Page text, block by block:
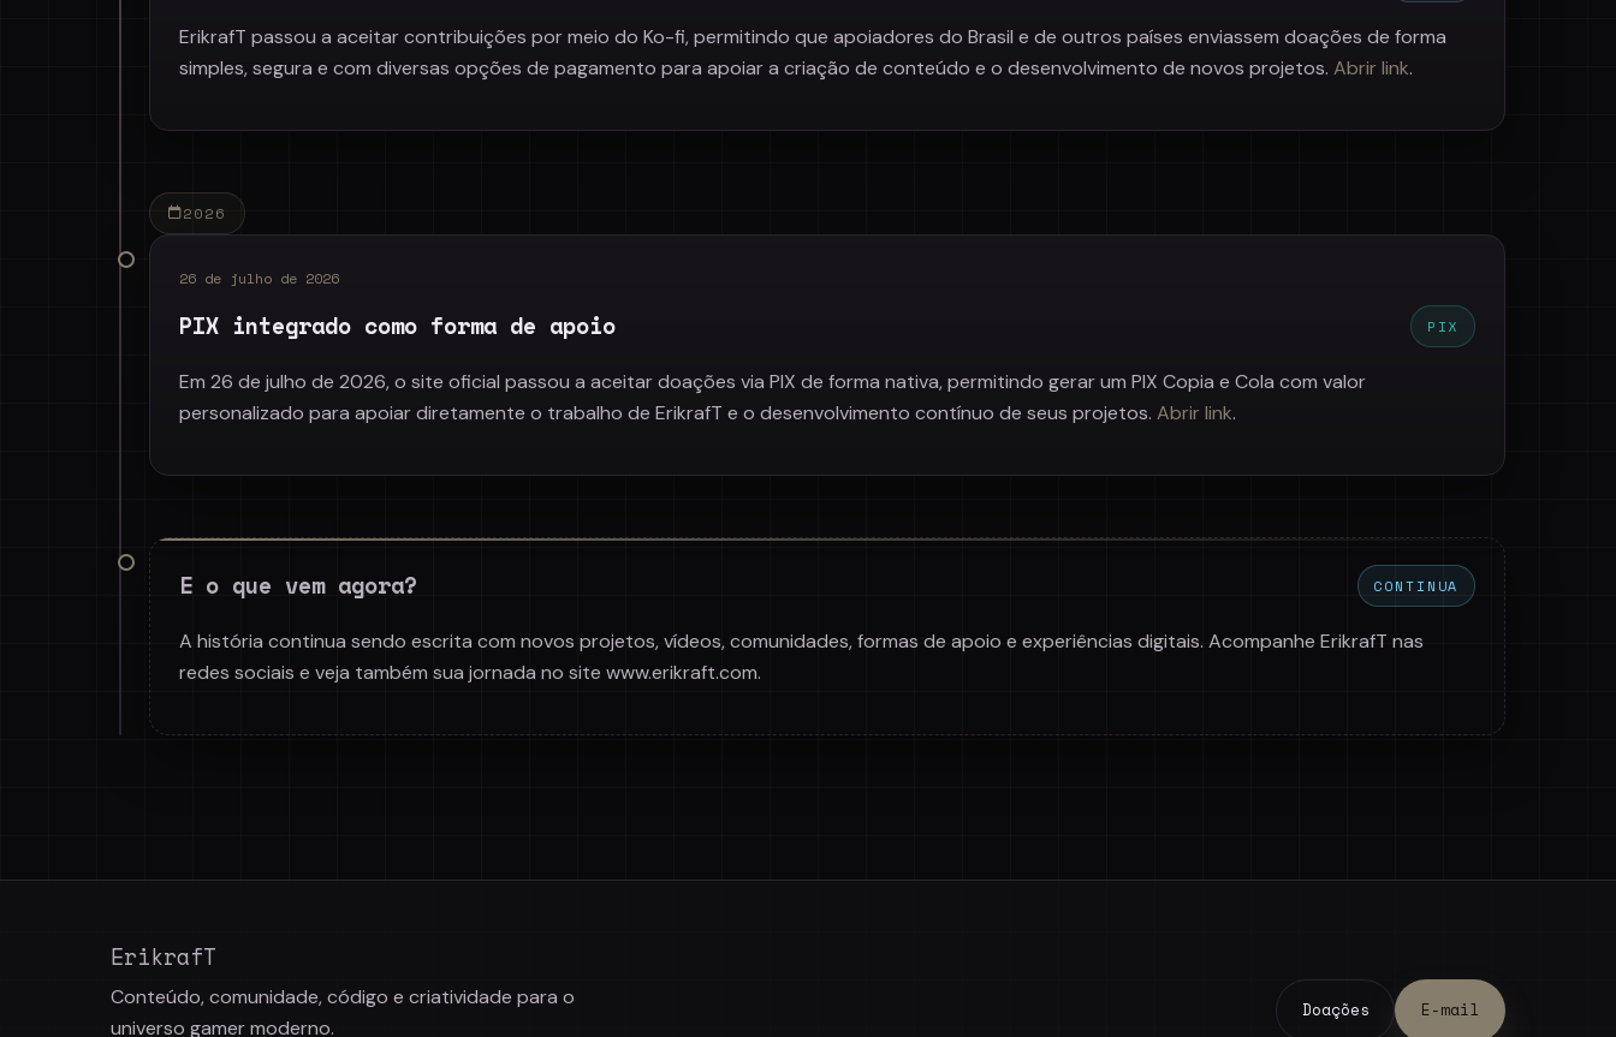
ErikrafT passou a aceitar contribuições por meio do Ko-fi, permitindo que apoiadores do Brasil e de outros países enviassem doações de forma
simples, segura e com diversas opções de pagamento para apoiar a criação de conteúdo e o desenvolvimento de novos projetos. Abrir link.
2026
26 de julho de 2026
PIX integrado como forma de apoio PIX
Em 26 de julho de 2026, o site oficial passou a aceitar doações via PIX de forma nativa, permitindo gerar um PIX Copia e Cola com valor
personalizado para apoiar diretamente o trabalho de ErikrafT e o desenvolvimento contínuo de seus projetos. Abrir link.
E o que vem agora? CONTINUA
A história continua sendo escrita com novos projetos, vídeos, comunidades, formas de apoio e experiências digitais. Acompanhe ErikrafT nas
redes sociais e veja também sua jornada no site www.erikraft.com.
ErikrafT
Conteúdo, comunidade, código e criatividade para o
universo gamer moderno.
Doações E-mail